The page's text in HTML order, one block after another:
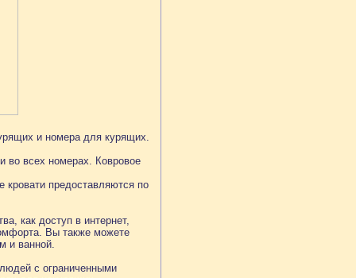
и номера для курящих.
во всех номерах. Ковровое
кровати предоставляются по
как доступ в интернет,
Вы также можете
и ванной.
с ограниченными